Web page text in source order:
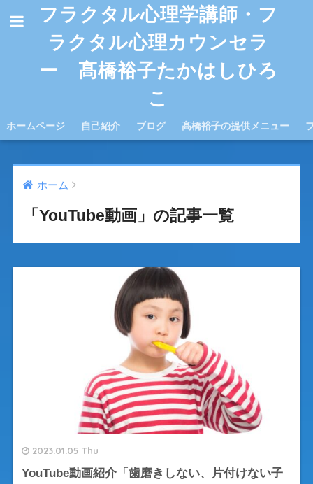
フラクタル心理学講師・フ
ラクタル心理カウンセラ
ー 髙橋裕子たかはしひろ
こ
ホームページ 自己紹介 ブログ 髙橋裕子の提供メニュー
ホーム
「YouTube動画」の記事一覧
2023.01.05 Thu
YouTube動画紹介「歯磨きしない、片付けない子